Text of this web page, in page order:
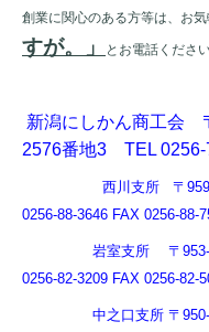
創業に関心のある方等は、お気
すが。」
とお電話ください
新潟にしかん商工会
2576番地3 TEL
西川支所 〒
0256-88-3646 FAX 0256-88-
岩室支所 〒
0256-82-3209 FAX 0256-82-
中之口支所 〒